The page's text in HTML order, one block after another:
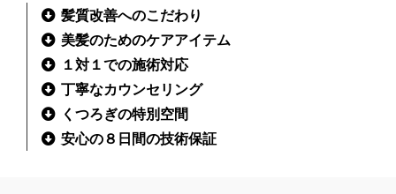
髪質改善へのこだわり
美髪のためのケアアイテム
１対１での施術対応
丁寧なカウンセリング
くつろぎの特別空間
安心の８日間の技術保証